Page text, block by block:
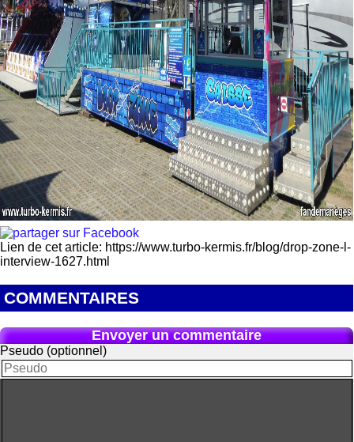
Lien de cet article: https://www.turbo-kermis.fr/blog/drop-zone-l-
interview-1627.html
COMMENTAIRES
Envoyer un commentaire
Pseudo (optionnel)